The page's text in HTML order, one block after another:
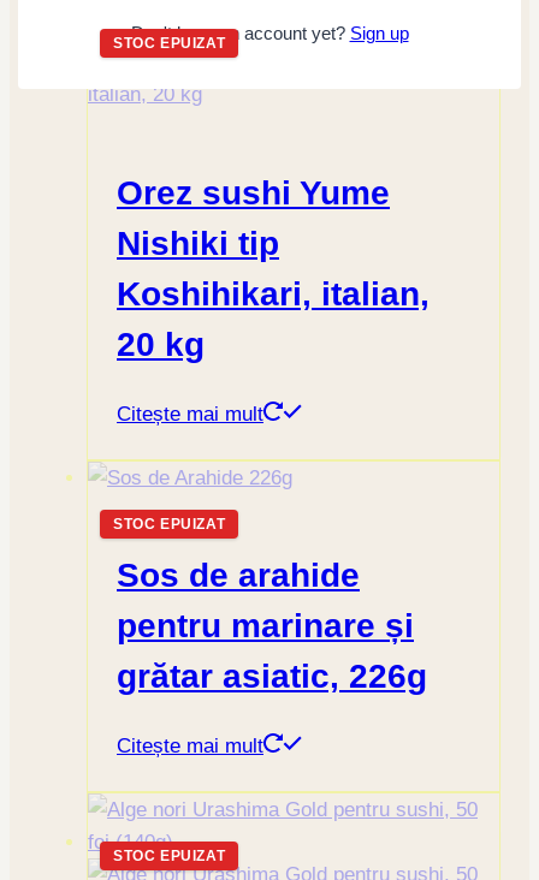
STOC EPUIZAT
Orez sushi Yume
Nishiki tip
Koshihikari, italian,
20 kg
Citește mai mult
STOC EPUIZAT
Sos de arahide
pentru marinare și
grătar asiatic, 226g
Citește mai mult
STOC EPUIZAT
Don't have an account yet? Sign up